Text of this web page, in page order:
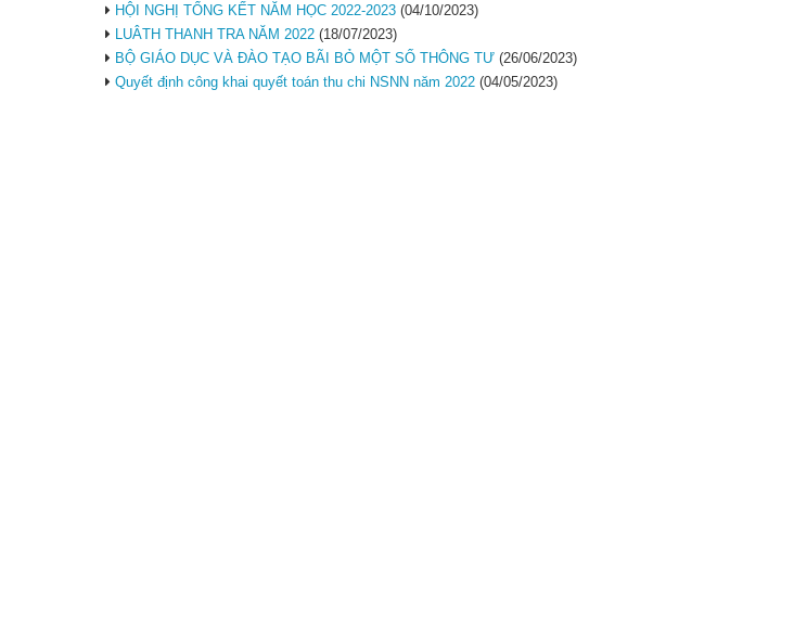
HỘI NGHỊ TỔNG KẾT NĂM HỌC 2022-2023 (04/10/2023)
LUÂTH THANH TRA NĂM 2022 (18/07/2023)
BỘ GIÁO DỤC VÀ ĐÀO TẠO BÃI BỎ MỘT SỐ THÔNG TƯ (26/06/2023)
Quyết định công khai quyết toán thu chi NSNN năm 2022 (04/05/2023)